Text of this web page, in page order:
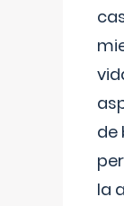
de
la